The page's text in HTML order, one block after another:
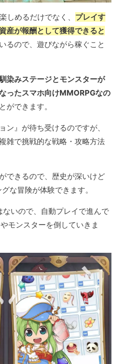
しめるだけでなく、 プレイす
産が報酬として獲得できると
るので、遊びながら稼ぐこと
染みステージとモンスターが
ったスマホ向けMMORPGなの
ができます。
ン』が待ち受けるのですが、
雑で挑戦的な戦略・攻略方法
できるので、歴史が深いけど
な冒険が体験できます。
いので、自動プレイで進んで
モンスターを倒していきま